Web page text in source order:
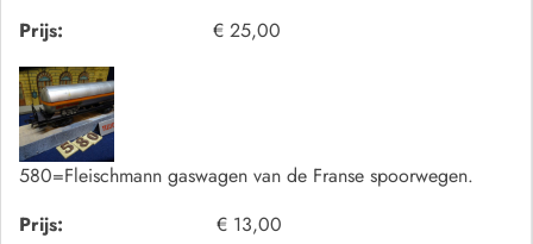
Prijs:
€ 25,00
580=Fleischmann gaswagen van de Franse spoorwegen.
Prijs:
€ 13,00